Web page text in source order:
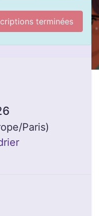
terminées
Paris)